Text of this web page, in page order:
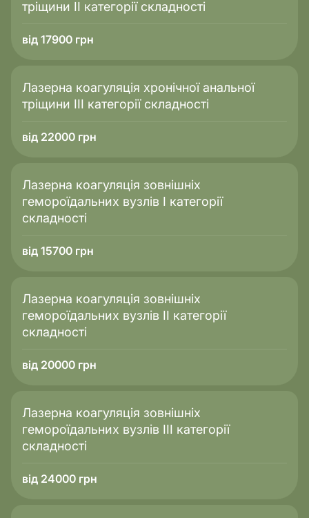
тріщини II категорії складності
від 17900 грн
Лазерна коагуляція хронічної анальної
тріщини III категорії складності
від 22000 грн
Лазерна коагуляція зовнішніх
гемороїдальних вузлів I категорії
складності
від 15700 грн
Лазерна коагуляція зовнішніх
гемороїдальних вузлів II категорії
складності
від 20000 грн
Лазерна коагуляція зовнішніх
гемороїдальних вузлів III категорії
складності
від 24000 грн